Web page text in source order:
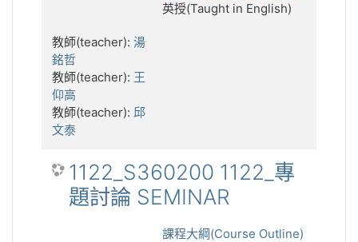
英授(Taught in English)
教師(teacher): 湯
銘哲
教師(teacher): 王
仰高
教師(teacher): 邱
文泰
1122_S360200 1122_專
題討論 SEMINAR
課程大綱(Course Outline)